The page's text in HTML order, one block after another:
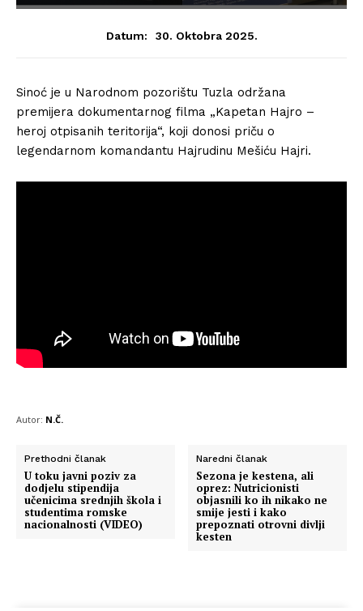
Datum: 30. Oktobra 2025.
Sinoć je u Narodnom pozorištu Tuzla održana
premijera dokumentarnog filma „Kapetan Hajro –
heroj otpisanih teritorija“, koji donosi priču o
legendarnom komandantu Hajrudinu Mešiću Hajri.
Autor: N.Č.
Prethodni članak
U toku javni poziv za
dodjelu stipendija
učenicima srednjih škola i
studentima romske
nacionalnosti (VIDEO)
Naredni članak
Sezona je kestena, ali
oprez: Nutricionisti
objasnili ko ih nikako ne
smije jesti i kako
prepoznati otrovni divlji
kesten